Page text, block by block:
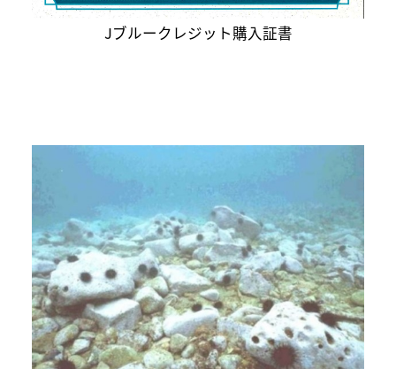
Jブルークレジット購入証書